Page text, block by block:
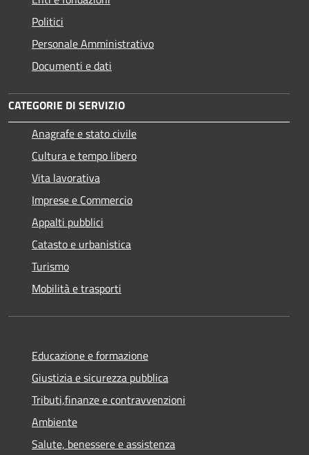
Politici
Personale Amministrativo
Documenti e dati
CATEGORIE DI SERVIZIO
Anagrafe e stato civile
Cultura e tempo libero
Vita lavorativa
Imprese e Commercio
Appalti pubblici
Catasto e urbanistica
Turismo
Mobilità e trasporti
Educazione e formazione
Giustizia e sicurezza pubblica
Tributi,finanze e contravvenzioni
Ambiente
Salute, benessere e assistenza